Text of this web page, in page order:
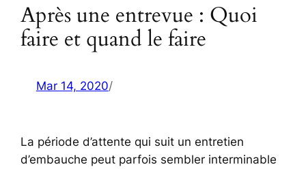
Après une entrevue : Quoi
faire et quand le faire
Mar 14, 2020/
La période d’attente qui suit un entretien
d’embauche peut parfois sembler interminable